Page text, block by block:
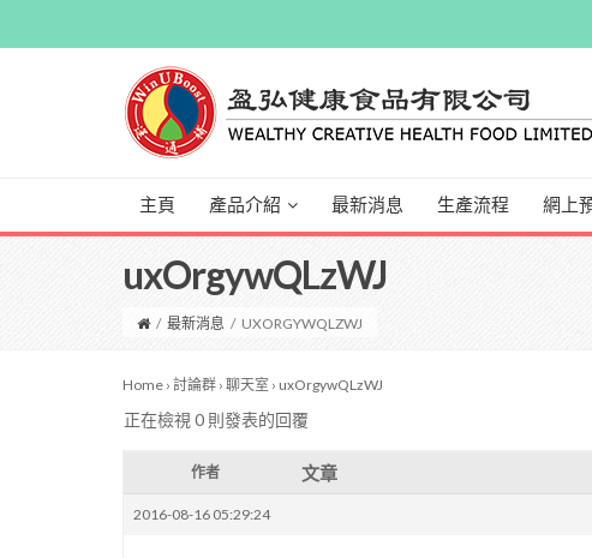
主頁 產品介紹 最新消息 生產流程 網上
uxOrgywQLzWJ
/ 最新消息 / UXORGYWQLZWJ
Home › 討論群 › 聊天室 › uxOrgywQLzWJ
正在檢視 0 則發表的回覆
作者 文章
2016-08-16 05:29:24